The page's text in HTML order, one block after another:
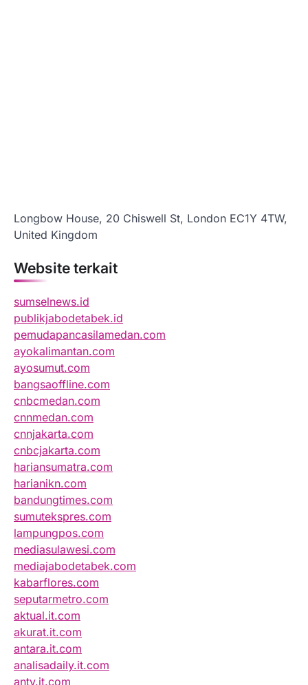
Longbow House, 20 Chiswell St, London EC1Y 4TW,
United Kingdom
Website terkait
sumselnews.id
publikjabodetabek.id
pemudapancasilamedan.com
ayokalimantan.com
ayosumut.com
bangsaoffline.com
cnbcmedan.com
cnnmedan.com
cnnjakarta.com
cnbcjakarta.com
hariansumatra.com
harianikn.com
bandungtimes.com
sumutekspres.com
lampungpos.com
mediasulawesi.com
mediajabodetabek.com
kabarflores.com
seputarmetro.com
aktual.it.com
akurat.it.com
antara.it.com
analisadaily.it.com
antv.it.com